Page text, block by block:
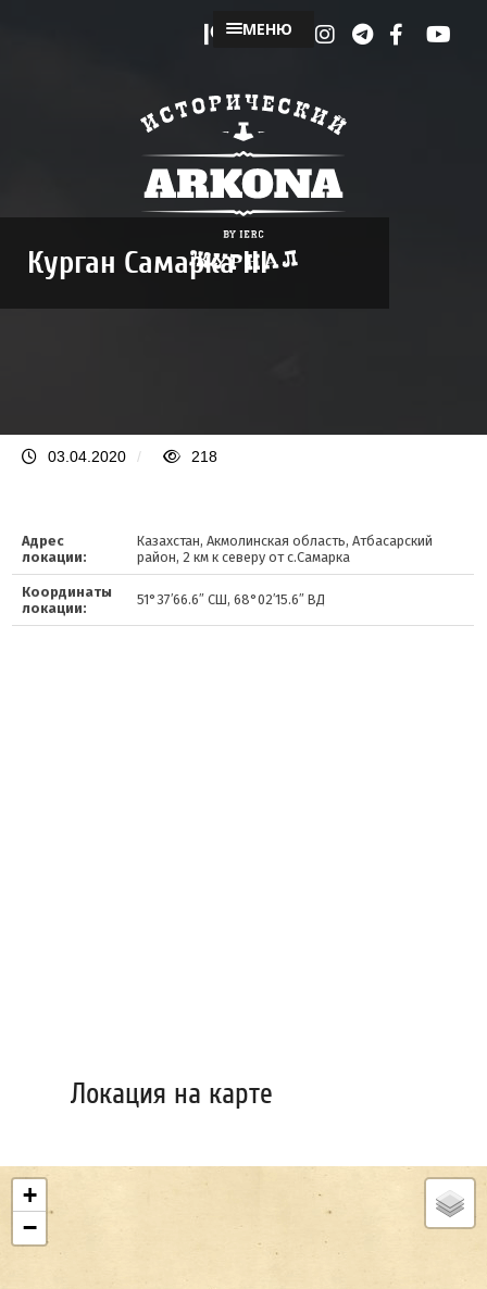
МЕНЮ
Курган Самарка III
03.04.2020 / 218
Адрес
локации:
Казахстан, Акмолинская область, Атбасарский
район, 2 км к северу от с.Самарка
Координаты
локации:
51°37′66.6″ СШ, 68°02′15.6″ ВД
Локация на карте
+
−